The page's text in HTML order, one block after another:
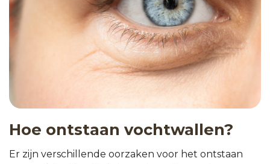
Hoe ontstaan vochtwallen?
Er zijn verschillende oorzaken voor het ontstaan